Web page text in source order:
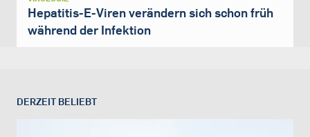
Hepatitis-E-Viren verändern sich schon früh
während der Infektion
DERZEIT BELIEBT